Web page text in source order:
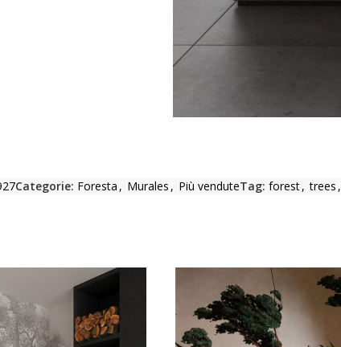
Categorie: Foresta , Murales , Più venduteTag: forest, trees ,